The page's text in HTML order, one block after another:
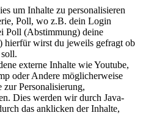
um Inhalte zu personalisieren
Poll, wo z.B. dein Login
Poll (Abstimmung) deine
hierfür wirst du jeweils gefragt ob
externe Inhalte wie Youtube,
oder Andere möglicherweise
zur Personalisierung,
Dies werden wir durch Java-
das anklicken der Inhalte,